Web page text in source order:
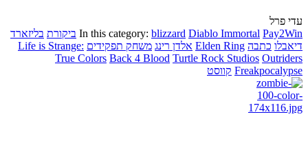
עדי פרל
In this category: blizzard Diablo Immortal Pay2Win ביקורת בליזארד
דיאבלו כתבה Elden Ring אלדן רינג משחק תפקידים Life is Strange:
True Colors Back 4 Blood Turtle Rock Studios Outriders
Freakpocalypse קווסט